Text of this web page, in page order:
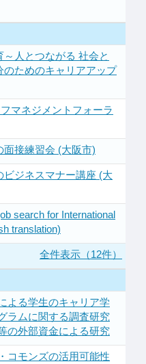
～人とつながる 社会と
ためのキャリアアップ
マネジメントフォーラ
面接練習会 (大阪市)
ビジネスマナー講座 (大
search for International
translation)
全件表示（12件）
よる学生のキャリア学
ラムに関する調査研究
の外部資金による研究
コモンズの活用可能性